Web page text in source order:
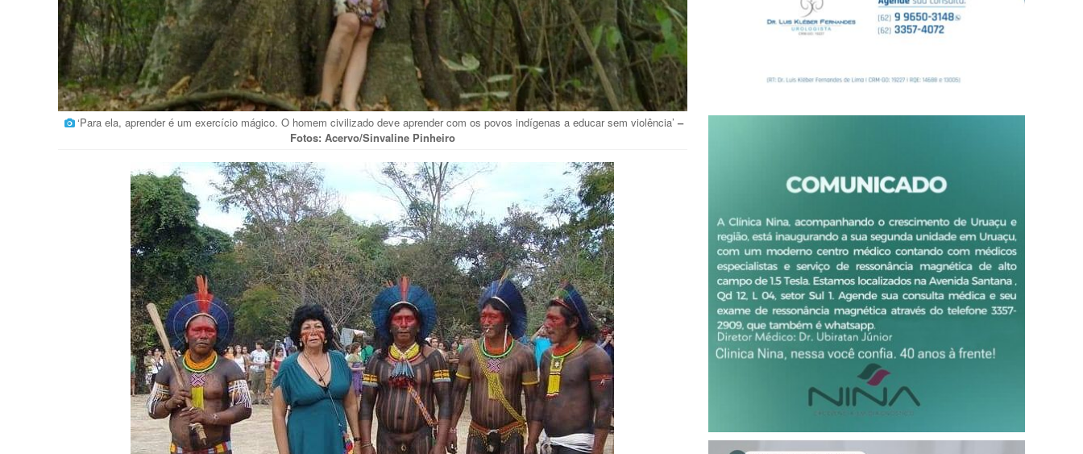
‘Para ela, aprender é um exercício mágico. O homem civilizado deve aprender com os povos indígenas a educar sem violência’ –
Fotos: Acervo/Sinvaline Pinheiro